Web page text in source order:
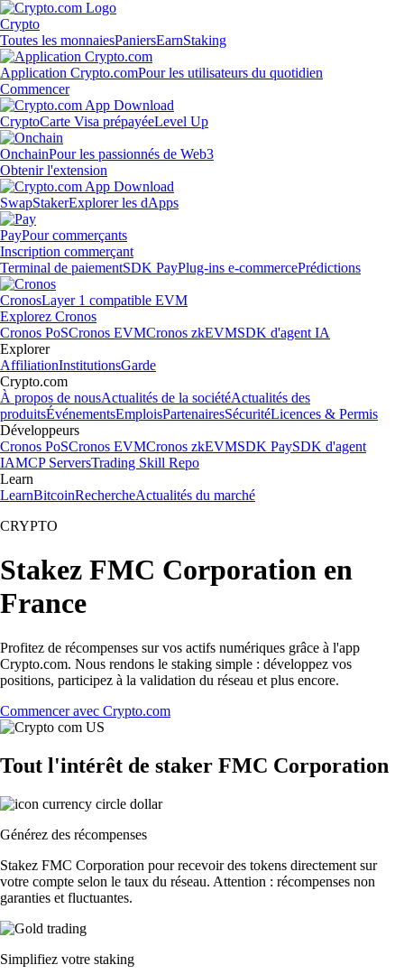
Crypto
Toutes les monnaiesPaniersEarnStaking
Application Crypto.comPour les utilisateurs du quotidien
Commencer
CryptoCarte Visa prépayéeLevel Up
OnchainPour les passionnés de Web3
Obtenir l'extension
SwapStakerExplorer les dApps
PayPour commerçants
Inscription commerçant
Terminal de paiementSDK PayPlug-ins e-commercePrédictions
CronosLayer 1 compatible EVM
Explorez Cronos
Cronos PoSCronos EVMCronos zkEVMSDK d'agent IA
Explorer
AffiliationInstitutionsGarde
Crypto.com
À propos de nousActualités de la sociétéActualités des
produitsÉvénementsEmploisPartenairesSécuritéLicences & Permis
Développeurs
Cronos PoSCronos EVMCronos zkEVMSDK PaySDK d'agent
IAMCP ServersTrading Skill Repo
Learn
LearnBitcoinRechercheActualités du marché
CRYPTO
Stakez FMC Corporation en
France
Profitez de récompenses sur vos actifs numériques grâce à l'app
Crypto.com. Nous rendons le staking simple : développez vos
positions, participez à la validation du réseau et plus encore.
Commencer avec Crypto.com
Tout l'intérêt de staker FMC Corporation
Générez des récompenses
Stakez FMC Corporation pour recevoir des tokens directement sur
votre compte selon le taux du réseau. Attention : récompenses non
garanties et fluctuantes.
Simplifiez votre staking